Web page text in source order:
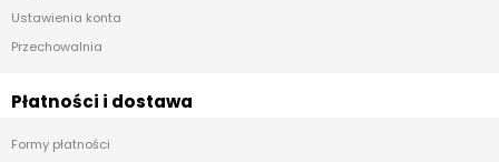
Ustawienia konta
Przechowalnia
Płatności i dostawa
Formy płatności